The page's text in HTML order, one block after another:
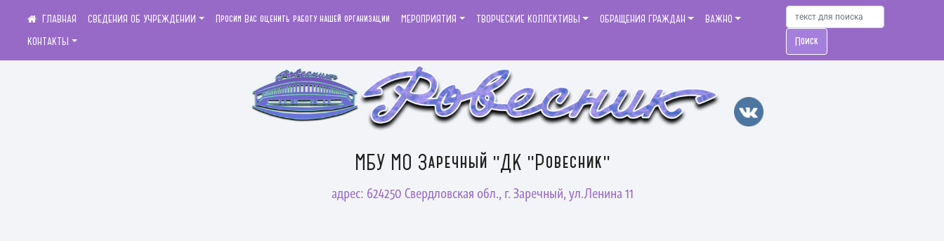
МБУ МО Заречный "ДК "Ровесник"
адрес: 624250 Свердловская обл., г. Заречный, ул.Ленина 11
СВЕДЕНИЯ ОБ УЧРЕЖДЕНИИ Просим Вас оценить работу нашей организации МЕРОПРИЯТИЯ ТВОРЧЕСКИЕ КОЛЛЕКТИВЫ ОБРАЩЕНИЯ ГРАЖДАН
ВАЖНО
КОНТАКТЫ
Поиск